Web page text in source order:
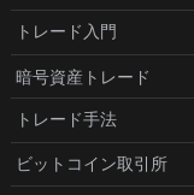
トレード入門
暗号資産トレード
トレード手法
ビットコイン取引所